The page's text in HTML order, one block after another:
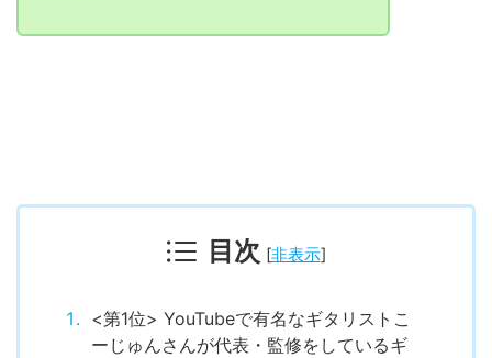
目次 [非表示]
<第1位> YouTubeで有名なギタリストこ
ーじゅんさんが代表・監修をしているギ